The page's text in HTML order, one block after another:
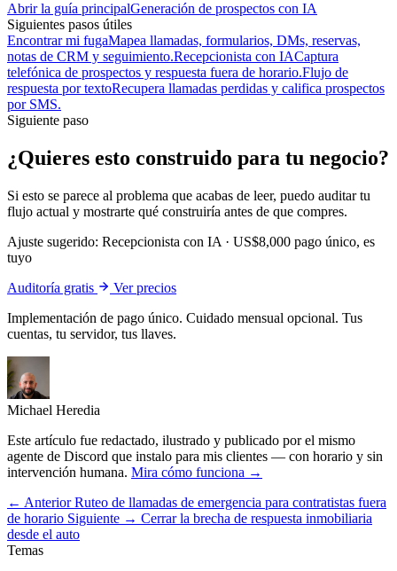
Abrir la guía principalGeneración de prospectos con IA
Siguientes pasos útiles
Encontrar mi fugaMapea llamadas, formularios, DMs, reservas,
notas de CRM y seguimiento.Recepcionista con IACaptura
telefónica de prospectos y respuesta fuera de horario.Flujo de
respuesta por textoRecupera llamadas perdidas y califica prospectos
por SMS.
Siguiente paso
¿Quieres esto construido para tu negocio?
Si esto se parece al problema que acabas de leer, puedo auditar tu
flujo actual y mostrarte qué construiría antes de que compres.
Ajuste sugerido: Recepcionista con IA · US$8,000 pago único, es
tuyo
Auditoría gratis
Ver precios
Implementación de pago único. Cuidado mensual opcional. Tus
cuentas, tu servidor, tus llaves.
Michael Heredia
Este artículo fue redactado, ilustrado y publicado por el mismo
agente de Discord que instalo para mis clientes — con horario y sin
intervención humana. Mira cómo funciona →
← Anterior Ruteo de llamadas de emergencia para contratistas fuera
de horario Siguiente → Cerrar la brecha de respuesta inmobiliaria
desde el auto
Temas